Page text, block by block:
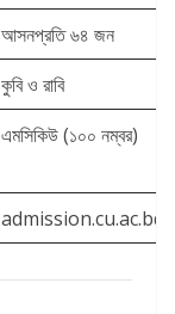
আসনপ্রতি ৬৪ জন
কুবি ও রাবি
এমসিকিউ (১০০ নম্বর)
admission.cu.ac.bd